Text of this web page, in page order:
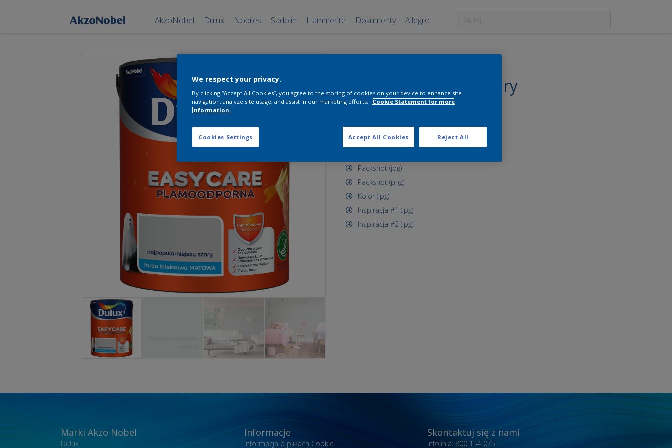
AkzoNobel Dulux Nobiles Sadolin Hammerite Dokumenty Allegro
najpopularniejszy szary
5 l
najpopularniejszy szary
Packshot (jpg)
Packshot (png)
Kolor (jpg)
Inspiracja #1 (jpg)
Inspiracja #2 (jpg)
Marki Akzo Nobel
Dulux
Informacje
Informacja o plikach Cookie
Skontaktuj się z nami
Infolinia: 800 154 075
We respect your privacy.
By clicking “Accept All Cookies”, you agree to the storing of cookies on your device to enhance site
navigation, analyze site usage, and assist in our marketing efforts.
Cookie Statement for more
information.
Cookies Settings Reject All
Accept All Cookies